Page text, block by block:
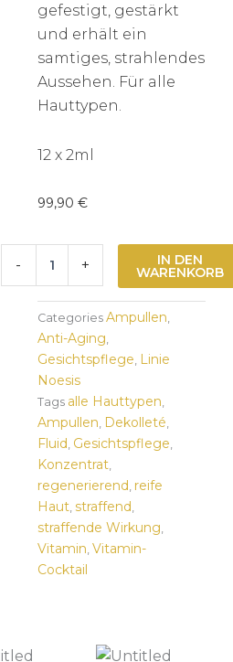
gefestigt, gestärkt
und erhält ein
samtiges, strahlendes
Aussehen. Für alle
Hauttypen.
12 x 2ml
99,90 €
-
Vitamin
Power
Phials
Menge
+ IN DEN
WARENKORB
Categories Ampullen,
Anti-Aging,
Gesichtspflege, Linie
Noesis
Tags alle Hauttypen,
Ampullen, Dekolleté,
Fluid, Gesichtspflege,
Konzentrat,
regenerierend, reife
Haut, straffend,
straffende Wirkung,
Vitamin, Vitamin-
Cocktail